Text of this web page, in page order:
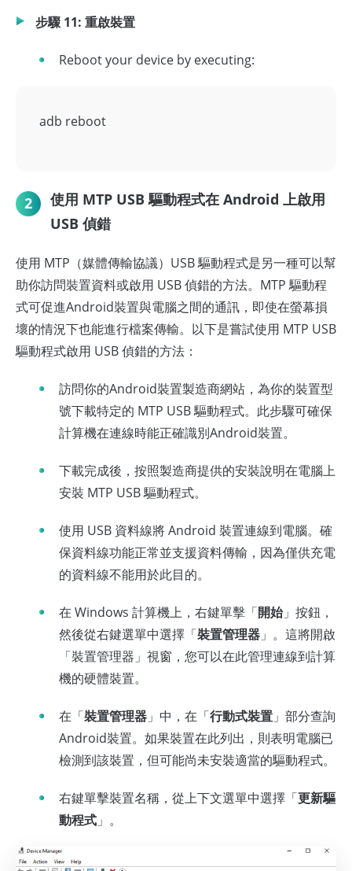
步驟 11: 重啟裝置
Reboot your device by executing:
adb reboot
2
使用 MTP USB 驅動程式在 Android 上啟用
USB 偵錯
使用 MTP（媒體傳輸協議）USB 驅動程式是另一種可以幫
助你訪問裝置資料或啟用 USB 偵錯的方法。MTP 驅動程
式可促進Android裝置與電腦之間的通訊，即使在螢幕損
壞的情況下也能進行檔案傳輸。以下是嘗試使用 MTP USB
驅動程式啟用 USB 偵錯的方法：
訪問你的Android裝置製造商網站，為你的裝置型
號下載特定的 MTP USB 驅動程式。此步驟可確保
計算機在連線時能正確識別Android裝置。
下載完成後，按照製造商提供的安裝說明在電腦上
安裝 MTP USB 驅動程式。
使用 USB 資料線將 Android 裝置連線到電腦。確
保資料線功能正常並支援資料傳輸，因為僅供充電
的資料線不能用於此目的。
在 Windows 計算機上，右鍵單擊「開始」按鈕，
然後從右鍵選單中選擇「裝置管理器 」。這將開啟
「裝置管理器」視窗，您可以在此管理連線到計算
機的硬體裝置。
在「裝置管理器 」中，在「行動式裝置 」部分查詢
Android裝置。如果裝置在此列出，則表明電腦已
檢測到該裝置，但可能尚未安裝適當的驅動程式。
右鍵單擊裝置名稱，從上下文選單中選擇「更新驅
動程式 」。